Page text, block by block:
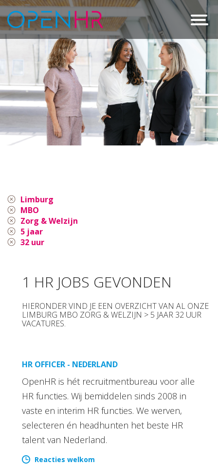
Limburg
MBO
Zorg & Welzijn
5 jaar
32 uur
1 HR JOBS GEVONDEN
HIERONDER VIND JE EEN OVERZICHT VAN AL ONZE
LIMBURG MBO ZORG & WELZIJN > 5 JAAR 32 UUR
VACATURES.
HR OFFICER - NEDERLAND
OpenHR is hét recruitmentbureau voor alle
HR functies. Wij bemiddelen sinds 2008 in
vaste en interim HR functies. We werven,
selecteren én headhunten het beste HR
talent van Nederland.
Reacties welkom